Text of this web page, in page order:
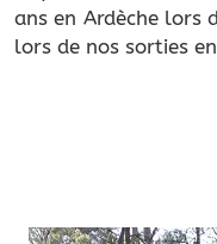
ans en Ardèche lors
lors de nos sorties